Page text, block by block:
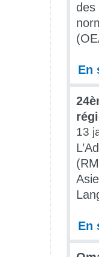
des
En
13
En